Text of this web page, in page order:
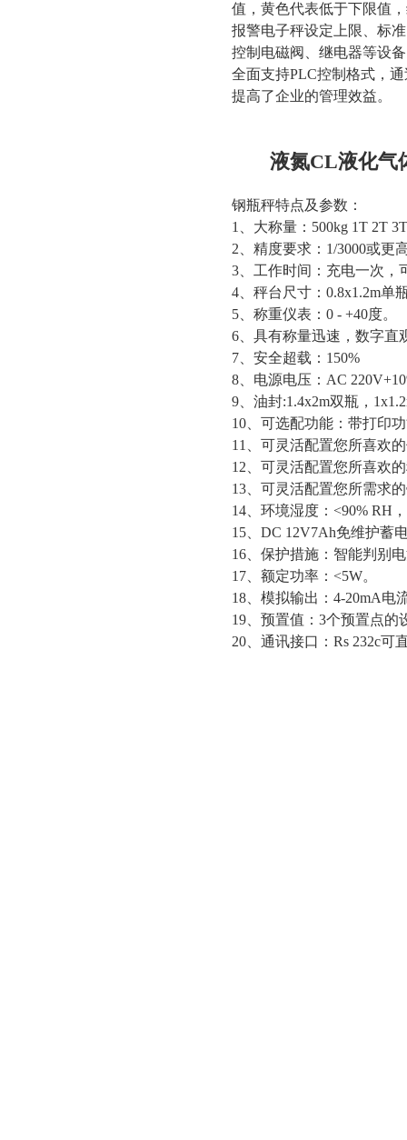
值，黄色代表低于下限值
报警电子秤设定上限、标
控制电磁阀、继电器等设
全面支持PLC控制格式，
提高了企业的管理效益。
液氮CL液化气
钢瓶秤特点及参数：
1、大称量：500kg 1T 2T 3T
2、精度要求：1/3000或更
3、工作时间：充电一次，
4、秤台尺寸：0.8x1.2m单
5、称重仪表：0 - +40度。
6、具有称量迅速，数字直
7、安全超载：150%
8、电源电压：AC
9、油封:1.4x2m双瓶，
10、可选配功能：带打印
11、可灵活配置您所喜欢
12、可灵活配置您所喜欢
13、可灵活配置您所需求
14、环境湿度：<90% RH
15、DC 12V7Ah免维护蓄
16、保护措施：智能判别
17、额定功率：<5W。
18、模拟输出：4-20mA电
19、预置值：3个预置点的
20、通讯接口：Rs 232c可